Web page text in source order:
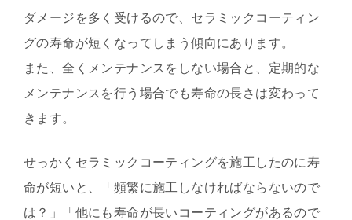
ダメージを多く受けるので、セラミックコーティン
グの寿命が短くなってしまう傾向にあります。
また、全くメンテナンスをしない場合と、定期的な
メンテナンスを行う場合でも寿命の長さは変わって
きます。
せっかくセラミックコーティングを施工したのに寿
命が短いと、「頻繁に施工しなければならないので
は？」「他にも寿命が長いコーティングがあるので